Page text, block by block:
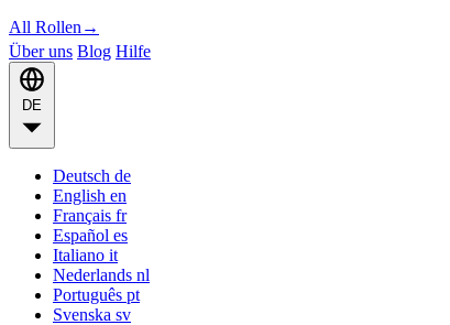
All Rollen →
Über uns Blog Hilfe
Deutsch de
English en
Français fr
Español es
Italiano it
Nederlands nl
Português pt
Svenska sv